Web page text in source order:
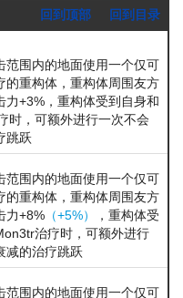
回到顶部
回到目录
范围内的地面使用一个仅可
的重构体，重构体周围友方
力+3%，重构体受到自身和
时，可额外进行一次不会
跳跃
范围内的地面使用一个仅可
的重构体，重构体周围友方
力+8% （+5%）
，重构体受
治疗时，可额外进行
减的治疗跳跃
范围内的地面使用一个仅可